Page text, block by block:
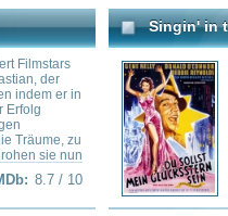
Auf dem Weg zu einer
hysterischen Verehrerinnen
er in ein vorbeifahrendes Auto
Schauspielerin Kathy Selden
zeigt der Studioboss R.F.
Vitaphone-Film, der die
demonstrieren soll. Die Gäste
begeistert. Zu Dons
Kathy aus einer
sie Mitglied einer Mädchen-
Dons Sticheleien wirft sie eine
dabei Lina ins Gesicht und
Erst nach wochenlanger
begegnen sich die beiden
Genre: Comedy ,Musical
Greatest Showman
Als P.T. Barnum seine Arbeit
Frau Charity Existenzsorgen
zweifache Vater Barnum eine